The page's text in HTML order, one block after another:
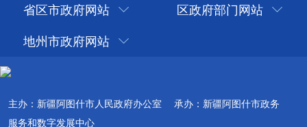
省区市政府网站
区政府部门网站
地州市政府网站
主办：新疆阿图什市人民政府办公室
承办：新疆阿图什市政务
服务和数字发展中心